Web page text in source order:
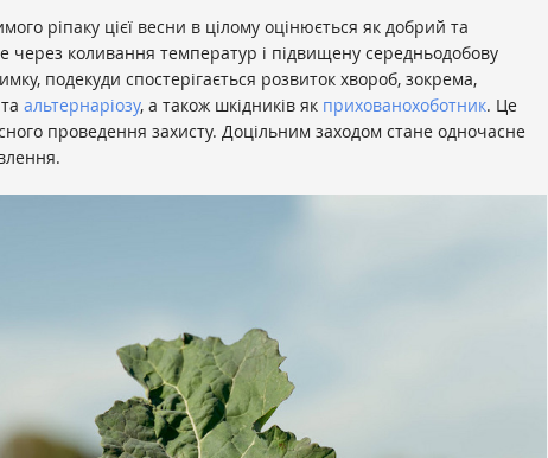
ріпаку цієї весни в цілому оцінюється як добрий та
через коливання температур і підвищену середньодобову
подекуди спостерігається розвиток хвороб, зокрема,
та альтернаріозу, а також шкідників як прихованохоботник. Це
проведення захисту. Доцільним заходом стане одночасне